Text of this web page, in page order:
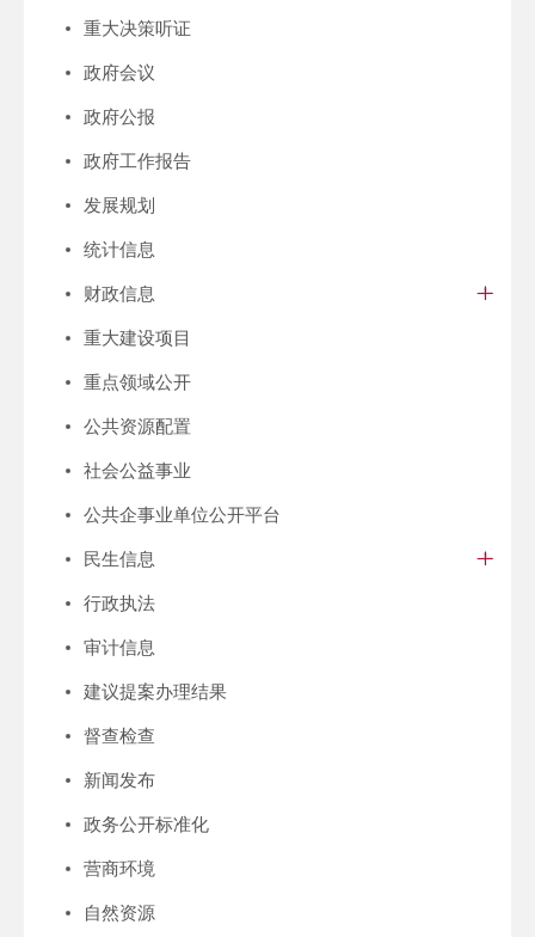
重大决策听证
政府会议
政府公报
政府工作报告
发展规划
统计信息
财政信息
重大建设项目
重点领域公开
公共资源配置
社会公益事业
公共企事业单位公开平台
民生信息
行政执法
审计信息
建议提案办理结果
督查检查
新闻发布
政务公开标准化
营商环境
自然资源